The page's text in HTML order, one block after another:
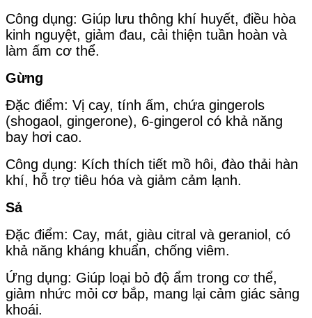
Công dụng: Giúp lưu thông khí huyết, điều hòa
kinh nguyệt, giảm đau, cải thiện tuần hoàn và
làm ấm cơ thể.
Gừng
Đặc điểm: Vị cay, tính ấm, chứa gingerols
(shogaol, gingerone), 6-gingerol có khả năng
bay hơi cao.
Công dụng: Kích thích tiết mồ hôi, đào thải hàn
khí, hỗ trợ tiêu hóa và giảm cảm lạnh.
Sả
Đặc điểm: Cay, mát, giàu citral và geraniol, có
khả năng kháng khuẩn, chống viêm.
Ứng dụng: Giúp loại bỏ độ ẩm trong cơ thể,
giảm nhức mỏi cơ bắp, mang lại cảm giác sảng
khoái.